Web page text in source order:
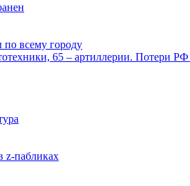
по всему городу
65 – артиллерии. Потери
z-пабликах